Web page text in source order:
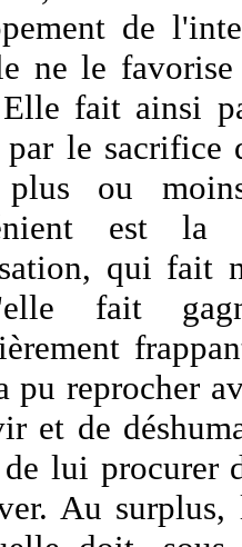
de
ne le favorise
fait ainsi
par le sacrifice
plus ou
est la
qui fait
fait
pu reprocher
et de
lui procurer
Au